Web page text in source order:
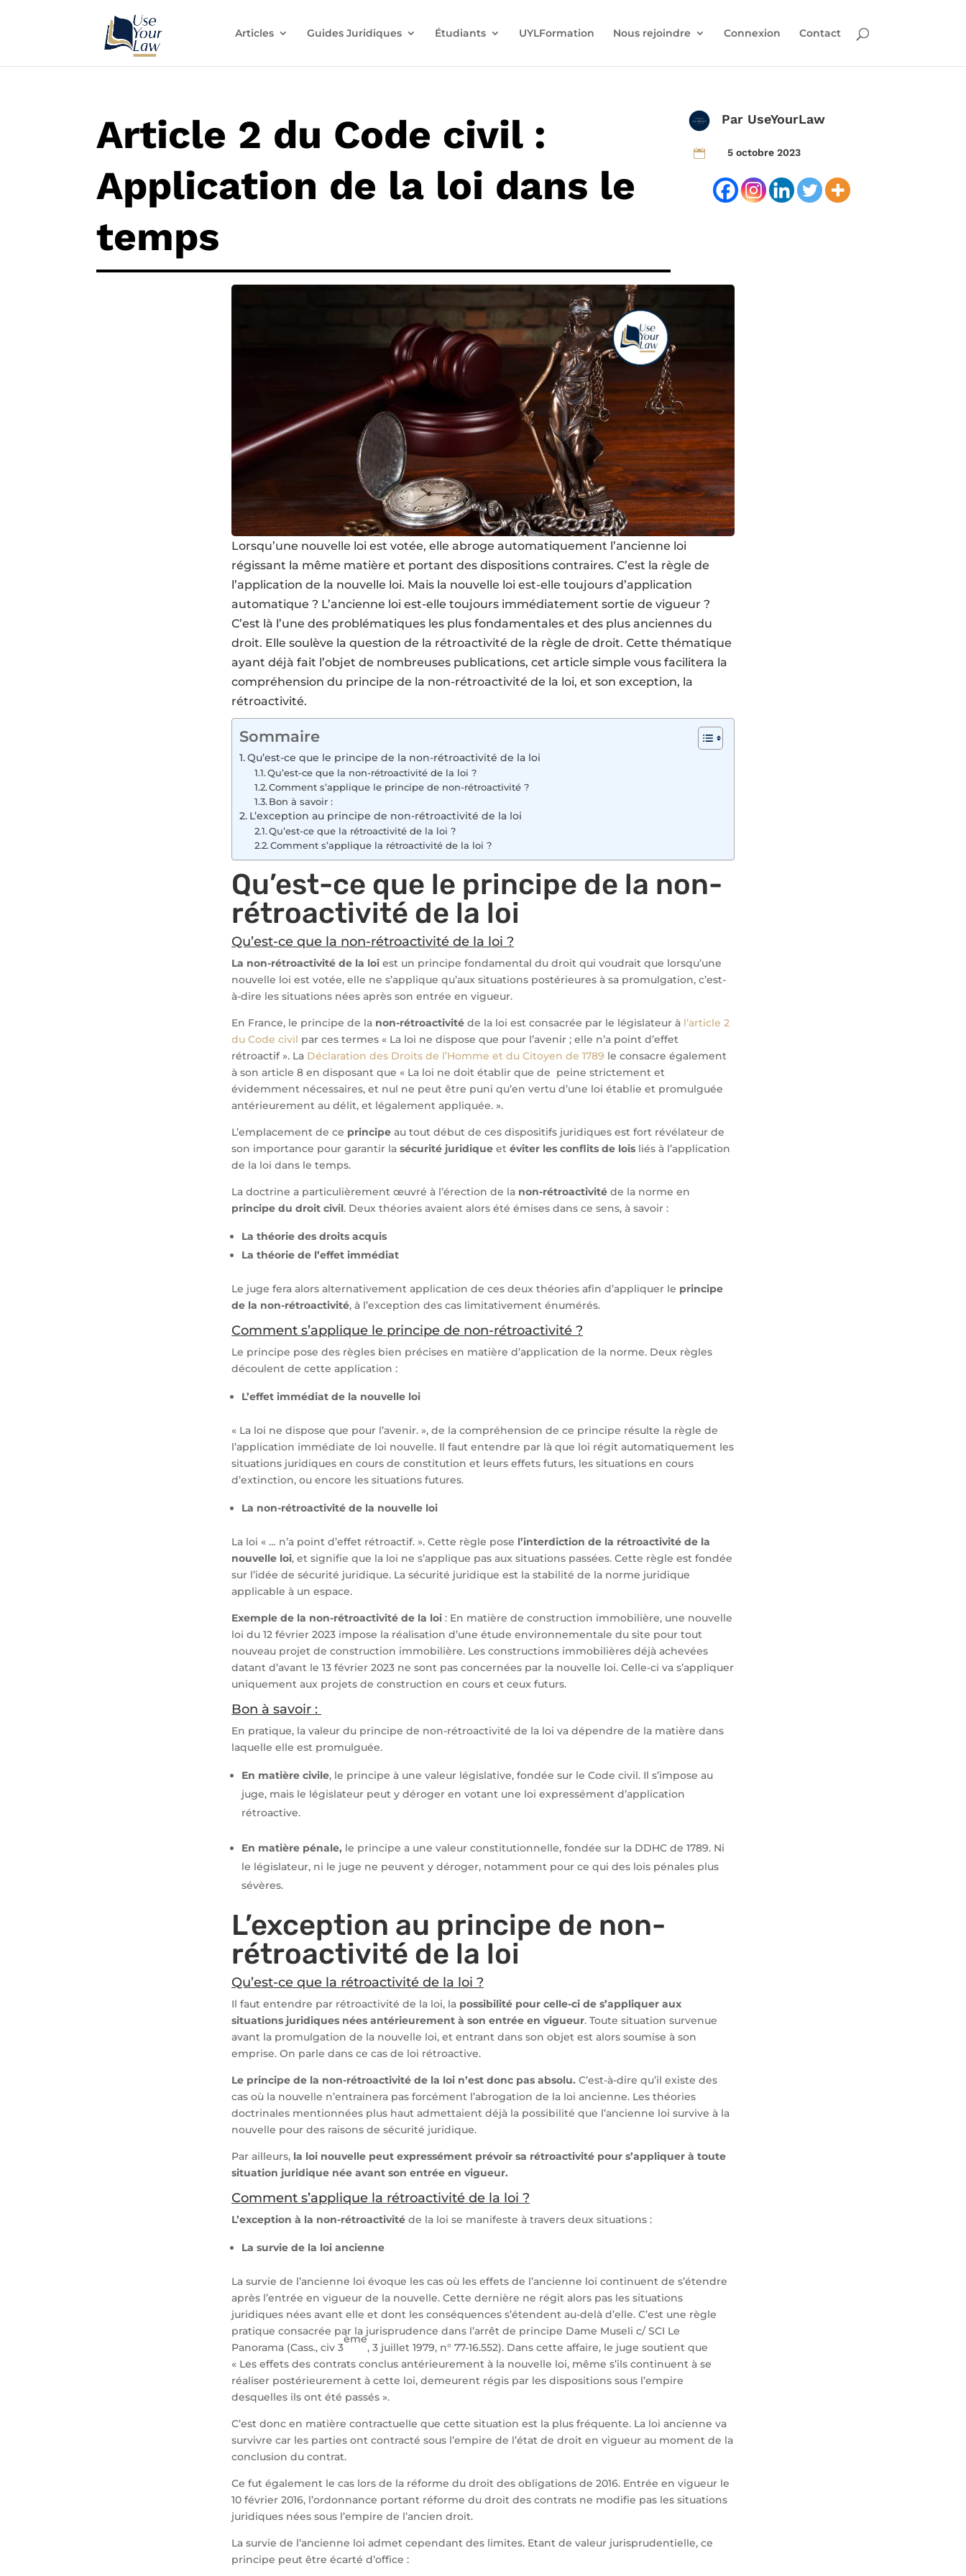
Articles Guides Juridiques Étudiants UYLFormation Nous rejoindre Connexion Contact
Article 2 du Code civil :
Application de la loi dans le
temps
Par UseYourLaw
 5 octobre 2023
Lorsqu’une nouvelle loi est votée, elle abroge automatiquement l’ancienne loi
régissant la même matière et portant des dispositions contraires. C’est la règle de
l’application de la nouvelle loi. Mais la nouvelle loi est-elle toujours d’application
automatique ? L’ancienne loi est-elle toujours immédiatement sortie de vigueur ?
C’est là l’une des problématiques les plus fondamentales et des plus anciennes du
droit. Elle soulève la question de la rétroactivité de la règle de droit. Cette thématique
ayant déjà fait l’objet de nombreuses publications, cet article simple vous facilitera la
compréhension du principe de la non-rétroactivité de la loi, et son exception, la
rétroactivité.
Sommaire
Qu’est-ce que le principe de la non-rétroactivité de la loi
Qu’est-ce que la non-rétroactivité de la loi ?
Comment s’applique le principe de non-rétroactivité ?
Bon à savoir :
L’exception au principe de non-rétroactivité de la loi
Qu’est-ce que la rétroactivité de la loi ?
Comment s’applique la rétroactivité de la loi ?
Qu’est-ce que le principe de la non-
rétroactivité de la loi
Qu’est-ce que la non-rétroactivité de la loi ?
La non-rétroactivité de la loi est un principe fondamental du droit qui voudrait que lorsqu’une
nouvelle loi est votée, elle ne s’applique qu’aux situations postérieures à sa promulgation, c’est-
à-dire les situations nées après son entrée en vigueur.
En France, le principe de la non-rétroactivité de la loi est consacrée par le législateur à l’article 2
du Code civil par ces termes « La loi ne dispose que pour l’avenir ; elle n’a point d’effet
rétroactif ». La Déclaration des Droits de l’Homme et du Citoyen de 1789 le consacre également
à son article 8 en disposant que « La loi ne doit établir que de peine strictement et
évidemment nécessaires, et nul ne peut être puni qu’en vertu d’une loi établie et promulguée
antérieurement au délit, et légalement appliquée. ».
L’emplacement de ce principe au tout début de ces dispositifs juridiques est fort révélateur de
son importance pour garantir la sécurité juridique et éviter les conflits de lois liés à l’application
de la loi dans le temps.
La doctrine a particulièrement œuvré à l’érection de la non-rétroactivité de la norme en
principe du droit civil. Deux théories avaient alors été émises dans ce sens, à savoir :
La théorie des droits acquis
La théorie de l’effet immédiat
Le juge fera alors alternativement application de ces deux théories afin d’appliquer le principe
de la non-rétroactivité, à l’exception des cas limitativement énumérés.
Comment s’applique le principe de non-rétroactivité ?
Le principe pose des règles bien précises en matière d’application de la norme. Deux règles
découlent de cette application :
L’effet immédiat de la nouvelle loi
« La loi ne dispose que pour l’avenir. », de la compréhension de ce principe résulte la règle de
l’application immédiate de loi nouvelle. Il faut entendre par là que loi régit automatiquement les
situations juridiques en cours de constitution et leurs effets futurs, les situations en cours
d’extinction, ou encore les situations futures.
La non-rétroactivité de la nouvelle loi
La loi « … n’a point d’effet rétroactif. ». Cette règle pose l’interdiction de la rétroactivité de la
nouvelle loi, et signifie que la loi ne s’applique pas aux situations passées. Cette règle est fondée
sur l’idée de sécurité juridique. La sécurité juridique est la stabilité de la norme juridique
applicable à un espace.
Exemple de la non-rétroactivité de la loi : En matière de construction immobilière, une nouvelle
loi du 12 février 2023 impose la réalisation d’une étude environnementale du site pour tout
nouveau projet de construction immobilière. Les constructions immobilières déjà achevées
datant d’avant le 13 février 2023 ne sont pas concernées par la nouvelle loi. Celle-ci va s’appliquer
uniquement aux projets de construction en cours et ceux futurs.
Bon à savoir :
En pratique, la valeur du principe de non-rétroactivité de la loi va dépendre de la matière dans
laquelle elle est promulguée.
En matière civile, le principe à une valeur législative, fondée sur le Code civil. Il s’impose au
juge, mais le législateur peut y déroger en votant une loi expressément d’application
rétroactive.
En matière pénale, le principe a une valeur constitutionnelle, fondée sur la DDHC de 1789. Ni
le législateur, ni le juge ne peuvent y déroger, notamment pour ce qui des lois pénales plus
sévères.
L’exception au principe de non-
rétroactivité de la loi
Qu’est-ce que la rétroactivité de la loi ?
Il faut entendre par rétroactivité de la loi, la possibilité pour celle-ci de s’appliquer aux
situations juridiques nées antérieurement à son entrée en vigueur. Toute situation survenue
avant la promulgation de la nouvelle loi, et entrant dans son objet est alors soumise à son
emprise. On parle dans ce cas de loi rétroactive.
Le principe de la non-rétroactivité de la loi n’est donc pas absolu. C’est-à-dire qu’il existe des
cas où la nouvelle n’entrainera pas forcément l’abrogation de la loi ancienne. Les théories
doctrinales mentionnées plus haut admettaient déjà la possibilité que l’ancienne loi survive à la
nouvelle pour des raisons de sécurité juridique.
Par ailleurs, la loi nouvelle peut expressément prévoir sa rétroactivité pour s’appliquer à toute
situation juridique née avant son entrée en vigueur.
Comment s’applique la rétroactivité de la loi ?
L’exception à la non-rétroactivité de la loi se manifeste à travers deux situations :
La survie de la loi ancienne
La survie de l’ancienne loi évoque les cas où les effets de l’ancienne loi continuent de s’étendre
après l’entrée en vigueur de la nouvelle. Cette dernière ne régit alors pas les situations
juridiques nées avant elle et dont les conséquences s’étendent au-delà d’elle. C’est une règle
pratique consacrée par la jurisprudence dans l’arrêt de principe Dame Museli c/ SCI Le
Panorama (Cass., civ 3
ème
, 3 juillet 1979, n° 77-16.552). Dans cette affaire, le juge soutient que
« Les effets des contrats conclus antérieurement à la nouvelle loi, même s’ils continuent à se
réaliser postérieurement à cette loi, demeurent régis par les dispositions sous l’empire
desquelles ils ont été passés ».
C’est donc en matière contractuelle que cette situation est la plus fréquente. La loi ancienne va
survivre car les parties ont contracté sous l’empire de l’état de droit en vigueur au moment de la
conclusion du contrat.
Ce fut également le cas lors de la réforme du droit des obligations de 2016. Entrée en vigueur le
10 février 2016, l’ordonnance portant réforme du droit des contrats ne modifie pas les situations
juridiques nées sous l’empire de l’ancien droit.
La survie de l’ancienne loi admet cependant des limites. Etant de valeur jurisprudentielle, ce
principe peut être écarté d’office :